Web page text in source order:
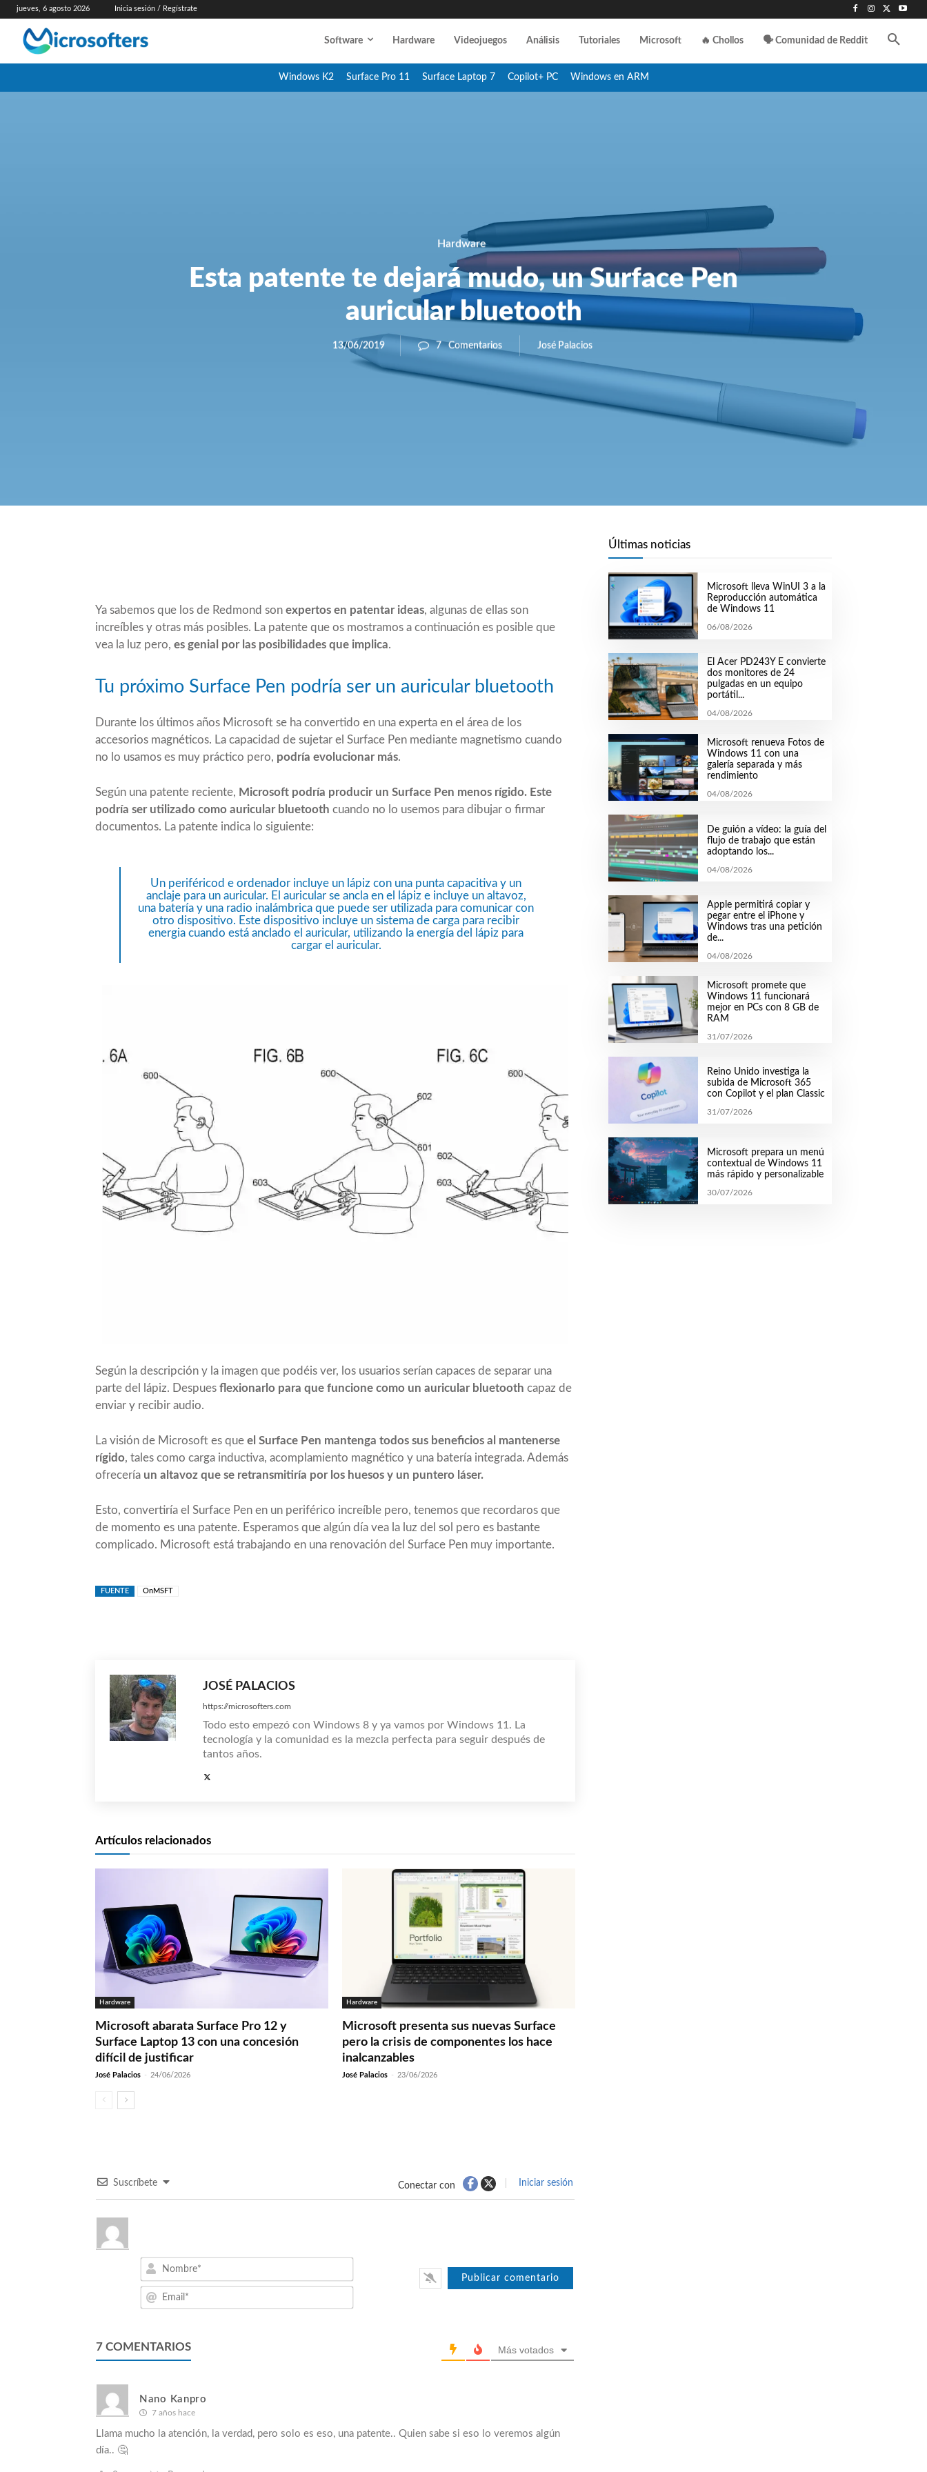
jueves, 6 agosto 2026 Inicia sesión / Regístrate
Software Hardware Videojuegos Análisis Tutoriales Microsoft 🔥 Chollos 🗣️ Comunidad de Reddit
Windows K2 Surface Pro 11 Surface Laptop 7 Copilot+ PC Windows en ARM
Hardware
Esta patente te dejará mudo, un Surface Pen
auricular bluetooth
13/06/2019 7 Comentarios José Palacios
Ya sabemos que los de Redmond son expertos en patentar ideas, algunas de ellas son
increíbles y otras más posibles. La patente que os mostramos a continuación es posible que
vea la luz pero, es genial por las posibilidades que implica.
Tu próximo Surface Pen podría ser un auricular bluetooth
Durante los últimos años Microsoft se ha convertido en una experta en el área de los
accesorios magnéticos. La capacidad de sujetar el Surface Pen mediante magnetismo cuando
no lo usamos es muy práctico pero, podría evolucionar más.
Según una patente reciente, Microsoft podría producir un Surface Pen menos rígido. Este
podría ser utilizado como auricular bluetooth cuando no lo usemos para dibujar o firmar
documentos. La patente indica lo siguiente:
Un periféricod e ordenador incluye un lápiz con una punta capacitiva y un
anclaje para un auricular. El auricular se ancla en el lápiz e incluye un altavoz,
una batería y una radio inalámbrica que puede ser utilizada para comunicar con
otro dispositivo. Este dispositivo incluye un sistema de carga para recibir
energia cuando está anclado el auricular, utilizando la energía del lápiz para
cargar el auricular.
Según la descripción y la imagen que podéis ver, los usuarios serían capaces de separar una
parte del lápiz. Despues flexionarlo para que funcione como un auricular bluetooth capaz de
enviar y recibir audio.
La visión de Microsoft es que el Surface Pen mantenga todos sus beneficios al mantenerse
rígido, tales como carga inductiva, acomplamiento magnético y una batería integrada. Además
ofrecería un altavoz que se retransmitiría por los huesos y un puntero láser.
Esto, convertiría el Surface Pen en un periférico increíble pero, tenemos que recordaros que
de momento es una patente. Esperamos que algún día vea la luz del sol pero es bastante
complicado. Microsoft está trabajando en una renovación del Surface Pen muy importante.
FUENTE OnMSFT
JOSÉ PALACIOS
https://microsofters.com
Todo esto empezó con Windows 8 y ya vamos por Windows 11. La
tecnología y la comunidad es la mezcla perfecta para seguir después de
tantos años.
Artículos relacionados
Hardware
Microsoft abarata Surface Pro 12 y
Surface Laptop 13 con una concesión
difícil de justificar
José Palacios - 24/06/2026
Hardware
Microsoft presenta sus nuevas Surface
pero la crisis de componentes los hace
inalcanzables
José Palacios - 23/06/2026
Suscríbete Conectar con Iniciar sesión
7 COMENTARIOS Más votados
Nano Kanpro
7 años hace
Llama mucho la atención, la verdad, pero solo es eso, una patente.. Quien sabe si eso lo veremos algún
día.. 🤔
Últimas noticias
Microsoft lleva WinUI 3 a la
Reproducción automática
de Windows 11
06/08/2026
El Acer PD243Y E convierte
dos monitores de 24
pulgadas en un equipo
portátil...
04/08/2026
Microsoft renueva Fotos de
Windows 11 con una
galería separada y más
rendimiento
04/08/2026
De guión a vídeo: la guía del
flujo de trabajo que están
adoptando los...
04/08/2026
Apple permitirá copiar y
pegar entre el iPhone y
Windows tras una petición
de...
04/08/2026
Microsoft promete que
Windows 11 funcionará
mejor en PCs con 8 GB de
RAM
31/07/2026
Reino Unido investiga la
subida de Microsoft 365
con Copilot y el plan Classic
31/07/2026
Microsoft prepara un menú
contextual de Windows 11
más rápido y personalizable
30/07/2026